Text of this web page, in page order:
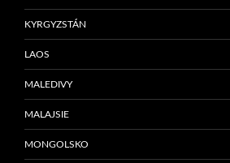
KYRGYZSTÁN
LAOS
MALEDIVY
MALAJSIE
MONGOLSKO